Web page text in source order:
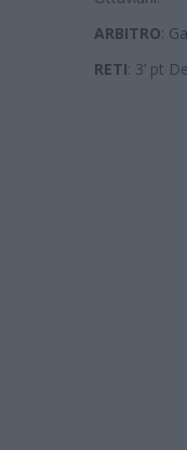
ARBITRO:
RETI: 3’ pt